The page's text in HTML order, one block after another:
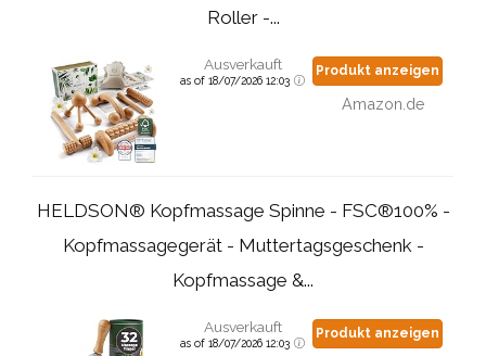
Roller -...
Ausverkauft
as of 18/07/2026 12:03
Produkt anzeigen
Amazon.de
HELDSON® Kopfmassage Spinne - FSC®100% -
Kopfmassagegerät - Muttertagsgeschenk -
Kopfmassage &...
Ausverkauft
as of 18/07/2026 12:03
Produkt anzeigen